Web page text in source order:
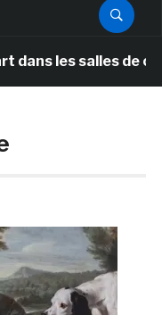
de classe des